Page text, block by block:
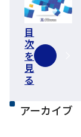
目
次
を
見
る
アーカイブ